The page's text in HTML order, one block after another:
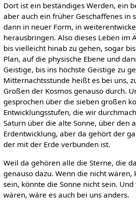
Dort ist ein beständiges Werden, ein
aber auch ein früher Geschaffenes in
dann in neuer Form, in
herausbringen. Also dieses Leben im
bis vielleicht hinab zu gehen, sogar
Plan, auf die physische Ebene und
Geistige, bis ins höchste Geistige zu
Mitternachtsstunde heißt es bei uns,
Großen der Kosmos genauso durch.
gesprochen über die sieben großen
Entwicklungsstufen, die wir
Saturn über die alte Sonne, über den
Erdentwicklung, aber da gehört der
der mit der Erde verbunden ist.
Weil da gehören alle die Sterne, die
genauso dazu. Wenn die nicht wären,
sein, könnte die Sonne nicht sein.
wären, wäre es auch bei uns anders.